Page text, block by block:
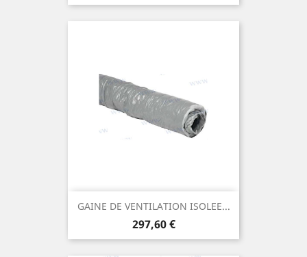
GAINE DE VENTILATION ISOLEE...
Prix
297,60 €